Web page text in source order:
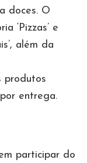
doces. O
‘Pizzas’ e
além da
produtos
entrega.
participar do